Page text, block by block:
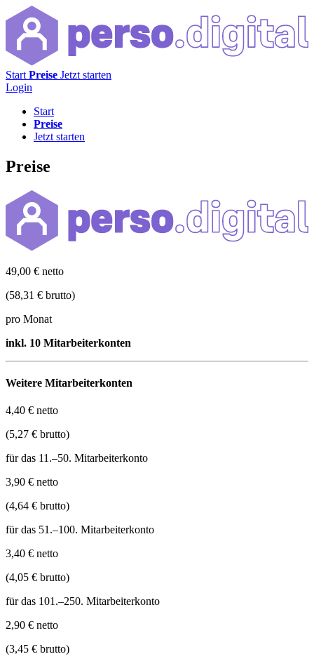
StartPreise Jetzt starten
Login
Start
Preise
Jetzt starten
Preise
49,00 € netto
(58,31 € brutto)
pro Monat
inkl. 10 Mitarbeiterkonten
Weitere Mitarbeiterkonten
4,40 € netto
(5,27 € brutto)
für das 11.–50. Mitarbeiterkonto
3,90 € netto
(4,64 € brutto)
für das 51.–100. Mitarbeiterkonto
3,40 € netto
(4,05 € brutto)
für das 101.–250. Mitarbeiterkonto
2,90 € netto
(3,45 € brutto)